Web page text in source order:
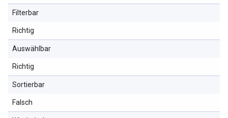
Filterbar
Richtig
Auswählbar
Richtig
Sortierbar
Falsch